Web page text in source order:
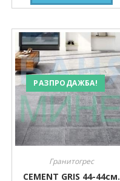
РАЗПРОДАЖБА!
Гранитогрес
CEMENT GRIS 44-44см.